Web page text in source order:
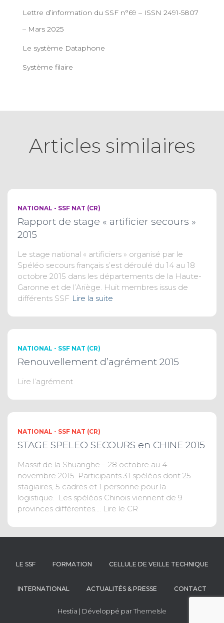
Lettre d’information du SSF n°69 – ISSN 2491-5807
– Mars 2025
Le système Dataphone
Système filaire
Articles similaires
NATIONAL - SSF NAT (CR)
Rapport de stage « artificier secours »
2015
Le stage national « artificiers » organisé par le
Spéléo secours français s’est déroulé du 14 au 18
octobre 2015 dans les départements de la Haute-
Garonne et de l’Ariège. Huit membres issus de
différents SSF Lire la suite
NATIONAL - SSF NAT (CR)
Renouvellement d’agrément 2015
Lire l’agrément
NATIONAL - SSF NAT (CR)
STAGE SPELEO SECOURS en CHINE 2015
Massif de la Shuanghe – 28 octobre au 4
novembre 2015. Participants 31 spéléos dont 25
stagiaires, 5 cadres et 1 personne pour la
logistique. Les spéléos Chinois viennent de 9
provinces différentes…. Lire le CR
LE SSF FORMATION CELLULE DE VEILLE TECHNIQUE
INTERNATIONAL ACTUALITÉS & PRESSE CONTACT
Hestia | Développé parThemeIsle